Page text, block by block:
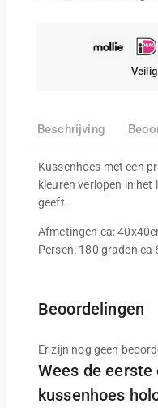
Beschrijving
Kussenhoes met een
kleuren verlopen in
geeft.
Afmetingen ca:
Persen: 180 graden ca
Beoordelingen
Er zijn nog geen
Wees de eerste
kussenhoes